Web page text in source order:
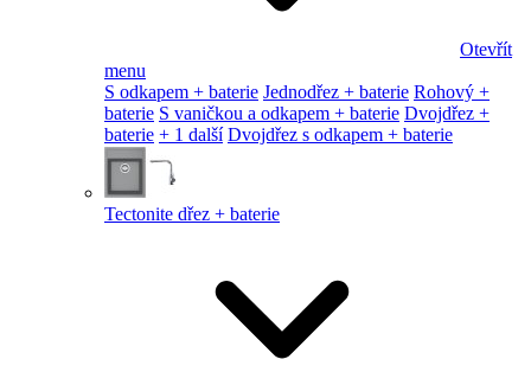
Otevřít
menu
S odkapem + baterie Jednodřez + baterie Rohový +
baterie S vaničkou a odkapem + baterie Dvojdřez +
baterie + 1 další Dvojdřez s odkapem + baterie
Tectonite dřez + baterie